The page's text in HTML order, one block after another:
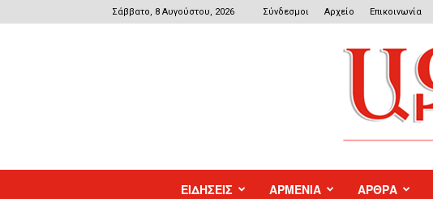
Σάββατο, 8 Αυγούστου, 2026 Σύνδεσμοι Αρχείο Επικοινωνία
ΕΙΔΗΣΕΙΣ ΑΡΜΕΝΙΑ ΑΡΘΡΑ